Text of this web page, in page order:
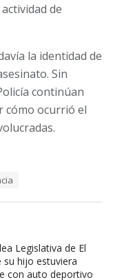
de
la identidad de
Sin
continúan
cómo ocurrió el
Legislativa de El
su hijo estuviera
con auto deportivo